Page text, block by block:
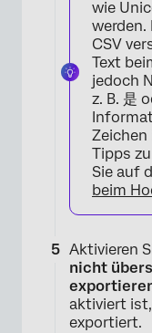
wie
werden.
CSV
Text
jedoch
z. B. 是
Zeichen
Tipps
Sie auf
beim
Aktivieren
nicht
aktiviert
exportiert.